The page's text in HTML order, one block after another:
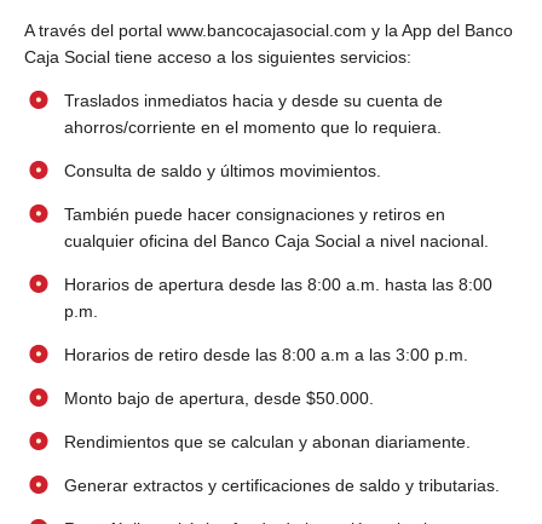
A través del portal www.bancocajasocial.com y la App del Banco
Caja Social tiene acceso a los siguientes servicios:
Traslados inmediatos hacia y desde su cuenta de
ahorros/corriente en el momento que lo requiera.
Consulta de saldo y últimos movimientos.
También puede hacer consignaciones y retiros en
cualquier oficina del Banco Caja Social a nivel nacional.
Horarios de apertura desde las 8:00 a.m. hasta las 8:00
p.m.
Horarios de retiro desde las 8:00 a.m a las 3:00 p.m.
Monto bajo de apertura, desde $50.000.
Rendimientos que se calculan y abonan diariamente.
Generar extractos y certificaciones de saldo y tributarias.